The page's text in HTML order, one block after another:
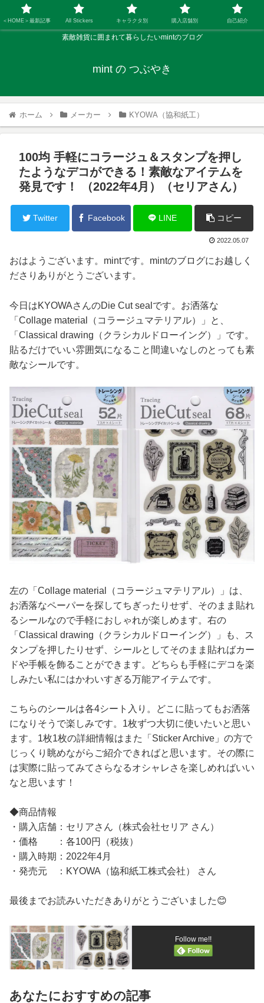
素敵雑貨に囲まれて暮らしたいmintのブログ
mint の つぶやき
ホーム メーカー KYOWA（協和紙工）
100均 手軽にコラージュ＆スタンプを押し
たようなデコができる！素敵なアイテムを
発見です！ （2022年4月）（セリアさん）
Twitter Facebook LINE コピー
2022.05.07
おはようございます。mintです。mintのブログにお越しく
ださりありがとうございます。
今日はKYOWAさんのDie Cut sealです。お洒落な
「Collage material（コラージュマテリアル）」と、
「Classical drawing（クラシカルドローイング）」です。
貼るだけでいい雰囲気になること間違いなしのとっても素
敵なシールです。
左の「Collage material（コラージュマテリアル）」は、
お洒落なペーパーを探してちぎったりせず、そのまま貼れ
るシールなので手軽におしゃれが楽しめます。右の
「Classical drawing（クラシカルドローイング）」も、ス
タンプを押したりせず、シールとしてそのまま貼ればカー
ドや手帳を飾ることができます。どちらも手軽にデコを楽
しみたい私にはかわいすぎる万能アイテムです。
こちらのシールは各4シート入り。どこに貼ってもお洒落
になりそうで楽しみです。1枚ずつ大切に使いたいと思い
ます。1枚1枚の詳細情報はまた「Sticker Archive」の方で
じっくり眺めながらご紹介できればと思います。その際に
は実際に貼ってみてさらなるオシャレさを楽しめればいい
なと思います！
◆商品情報
・購入店舗：セリアさん（株式会社セリア さん）
・価格 ：各100円（税抜）
・購入時期：2022年4月
・発売元 ：KYOWA（協和紙工株式会社） さん
最後までお読みいただきありがとうございました😊
Follow me!!
あなたにおすすめの記事
＜HOME＞最新記事 All Stickers キャラクタ別 購入店舗別 自己紹介